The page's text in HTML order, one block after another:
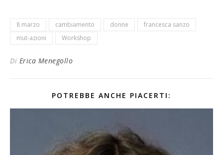
8 marzo cambiamento donne
francesca sanzo
mut-azioni
Workshop
Di Erica Menegollo
POTREBBE ANCHE PIACERTI: